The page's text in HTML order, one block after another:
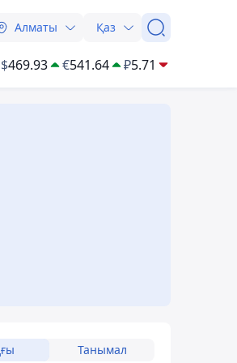
Алматы Қаз
$469.93 €541.64 ₽5.71
Танымал